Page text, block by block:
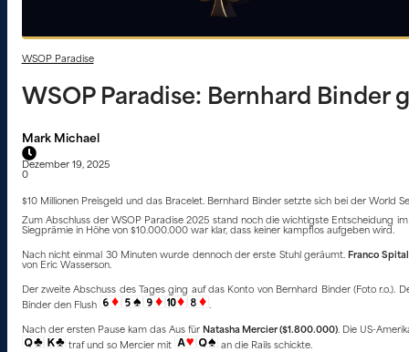
WSOP Paradise
WSOP Paradise: Bernhard Binder
Mark Michael
Dezember 19, 2025
0
$10 Millionen Preisgeld und das Bracelet. Bernhard Binder setzte sich bei der World
Zum Abschluss der WSOP Paradise 2025 stand noch die wichtigste Entscheidung
Siegprämie in Höhe von $10.000.000 war klar, dass keiner kampflos aufgeben wird.
Nach nicht einmal 30 Minuten wurde dennoch der erste Stuhl geräumt. Franco
von Eric Wasserson.
Der zweite Abschuss des Tages ging auf das Konto von Bernhard Binder (Foto r.o.).
Binder den Flush
.
Nach der ersten Pause kam das Aus für Natasha Mercier ($1.800.000). Die US-
traf und so Mercier mit
an die Rails schickte.